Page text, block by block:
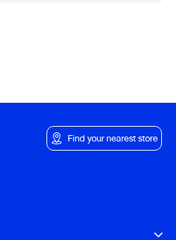
Find your nearest store